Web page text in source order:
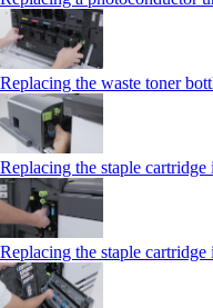
Replacing the waste toner
Replacing the staple
Replacing the staple